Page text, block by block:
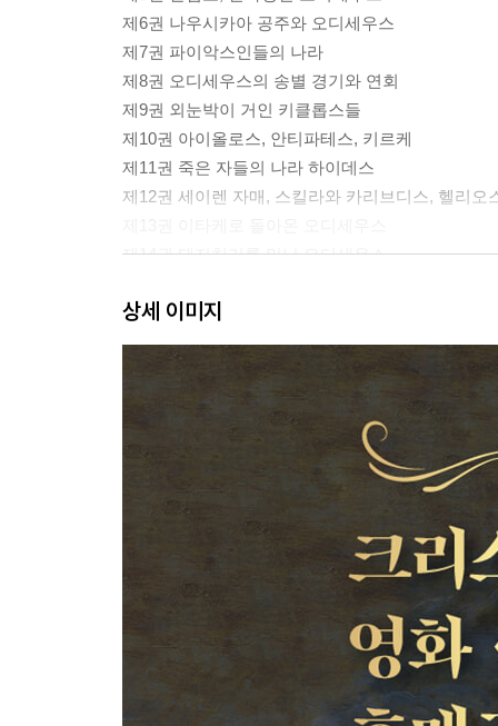
제6권 나우시카아 공주와 오디세우스
제7권 파이악스인들의 나라
제8권 오디세우스의 송별 경기와 연회
제9권 외눈박이 거인 키클롭스들
제10권 아이올로스, 안티파테스, 키르케
제11권 죽은 자들의 나라 하이데스
제12권 세이렌 자매, 스킬라와 카리브디스, 헬리오
제14권 돼지치기를 만난 오디세우스
제16권 오디세우스와 텔레마코스의 만남
제17권 구혼자들 앞에 나타난 거지 노인
제19권 페넬로페이아와 손님 오디세우스
제21권 오디세우스가 활에 시위를 걸다
제22권 구혼자들을 처단하다
제24권 하이데스로 내려간 구혼자들의 혼백 그리
상세 이미지